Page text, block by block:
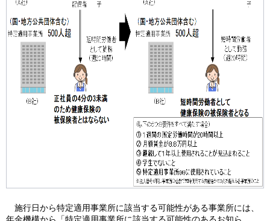
施行日から特定適用事業所に該当する可能性がある事業所には、